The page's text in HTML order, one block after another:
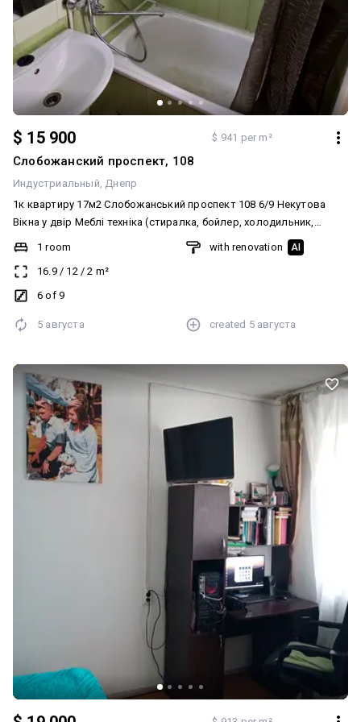
$ 15 900 $ 941 per m²
Слобожанский проспект, 108
Индустриальный Днепр
1к квартиру 17м2 Слобожанський проспект 108 6/9 Некутова
Вікна у двір Меблі техніка (стиралка, бойлер, холодильник,
мікроволновка, електро плитка) Інтернет: оптоволокно
1 room
16.9/ 12/2 m²
6 of 9
with renovation AI
5 августа created 5 августа